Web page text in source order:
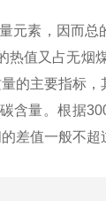
素，因而总
热值又占无烟
的主要指标
含量。根据
差值一般不超